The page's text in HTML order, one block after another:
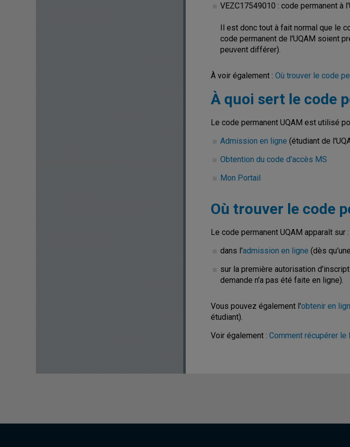
VEZC17549010 : code permanent à
Il est donc tout à fait normal que le
code permanent de l'UQAM soient
peuvent différer).
À voir également : Où trouver le code
À quoi sert le code
Le code permanent UQAM est utilisé
Admission en ligne (étudiant de
Obtention du code d'accès MS
Mon Portail
Où trouver le code
Le code permanent UQAM apparaît sur :
dans l'admission en ligne (dès
sur la première autorisation
demande n'a pas été faite en ligne).
Vous pouvez également l'obtenir en
étudiant).
Voir également : Comment récupérer le